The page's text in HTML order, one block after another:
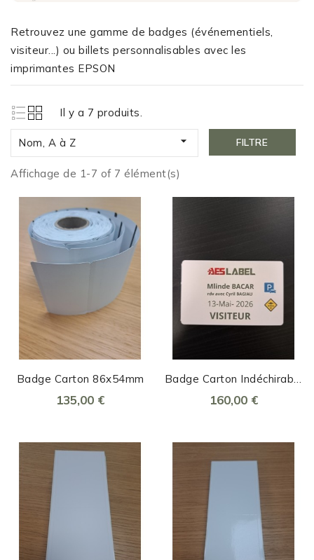
Retrouvez une gamme de badges (événementiels,
visiteur...) ou billets personnalisables avec les
imprimantes EPSON
Il y a 7 produits.
Nom, A à Z  FILTRE
Affichage de 1-7 of 7 élément(s)
Badge Carton 86x54mm
135,00 €
Badge Carton Indéchirable
54x86mm
160,00 €